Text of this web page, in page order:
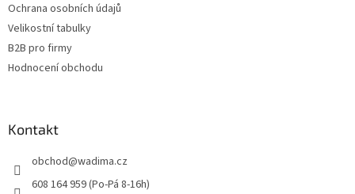
Ochrana osobních údajů
Velikostní tabulky
B2B pro firmy
Hodnocení obchodu
Kontakt
obchod@wadima.cz
608 164 959 (Po-Pá 8-16h)